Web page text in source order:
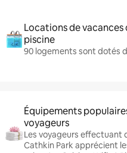
Locations de vacances
piscine
90 logements sont dotés
Équipements
voyageurs
Les voyageurs effectuant
Cathkin Park apprécient